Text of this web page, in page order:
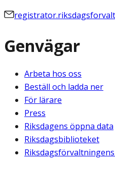
Genvägar
Arbeta hos oss
Beställ och ladda ner
För lärare
Press
Riksdagens öppna data
Riksdagsbiblioteket